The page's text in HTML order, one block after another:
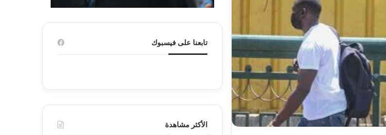
تابعنا على فيسبوك
الأكثر مشاهدة